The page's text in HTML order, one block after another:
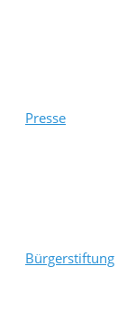
Presse
Bürgerstiftung